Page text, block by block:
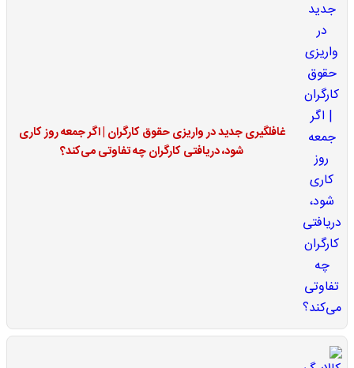
غافلگیری جدید در واریزی حقوق کارگران | اگر جمعه روز کاری
شود، دریافتی کارگران چه تفاوتی می‌کند؟